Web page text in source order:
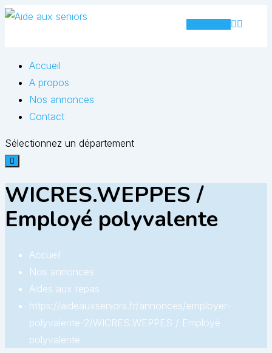
Skip
Accueil
A propos
Nos annonces
Contact
Sélectionnez un département
WICRES.WEPPES /
Employé polyvalente
Accueil
Nos annonces
Aides aux repas
https://aideauxseniors.fr/annonces/employer-
polyvalente-2/WICRES.WEPPES / Employé
polyvalente